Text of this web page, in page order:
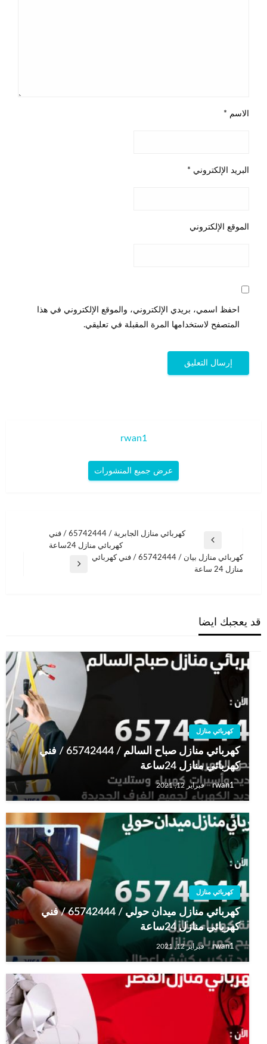
الاسم *
البريد الإلكتروني *
الموقع الإلكتروني
احفظ اسمي، بريدي الإلكتروني، والموقع الإلكتروني في هذا
المتصفح لاستخدامها المرة المقبلة في تعليقي.
rwan1
عرض جميع المنشورات
المقالات
المقالة
السابقة
كهربائي منازل الجابرية / 65742444 / فني
كهربائي منازل 24ساعة
المقالة
كهربائي منازل بيان / 65742444 / فني كهربائي
منازل 24 ساعة
قد يعجبك ايضا
كهربائي منازل
كهربائي منازل صباح السالم / 65742444 / فني
كهربائي منازل 24ساعة
rwan1 فبراير 12, 2021
كهربائي منازل
كهربائي منازل ميدان حولي / 65742444 / فني
كهربائي منازل 24ساعة
rwan1 فبراير 12, 2021